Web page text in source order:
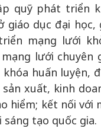
quỹ phát triển
giáo dục đại học,
mạng lưới
lưới chuyên
huấn luyện,
xuất, kinh
hiểm; kết nối với
tạo quốc gia.